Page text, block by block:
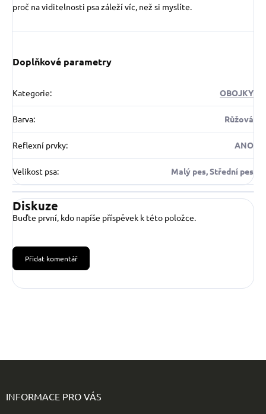
proč na viditelnosti psa záleží víc, než si myslíte.
Doplňkové parametry
Kategorie: OBOJKY
Barva: Růžová
Reflexní prvky: ANO
Velikost psa: Malý pes, Střední pes
Diskuze
Buďte první, kdo napíše příspěvek k této položce.
Přidat komentář
INFORMACE PRO VÁS